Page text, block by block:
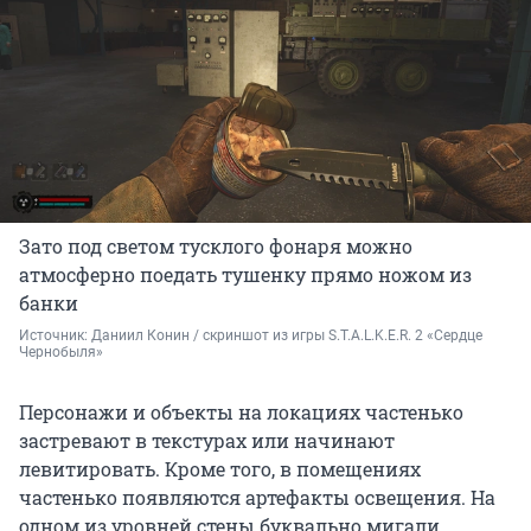
Зато под светом тусклого фонаря можно
атмосферно поедать тушенку прямо ножом из
банки
Источник: Даниил Конин / скриншот из игры S.T.A.L.K.E.R. 2 «Сердце
Чернобыля»
Персонажи и объекты на локациях частенько
застревают в текстурах или начинают
левитировать. Кроме того, в помещениях
частенько появляются артефакты освещения. На
одном из уровней стены буквально мигали